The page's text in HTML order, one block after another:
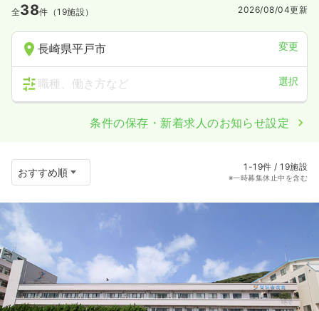
全38件（19施設） 2026/08/04更新
長崎県平戸市 変更
職種、働き方など 選択
条件の保存・新着求人のお知らせ設定
1-19件 / 19施設
※一時募集休止中を含む